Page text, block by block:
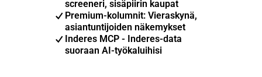
screeneri, sisäpiirin kaupat
Premium-kolumnit: Vieraskynä,
asiantuntijoiden näkemykset
Inderes MCP - Inderes-data
suoraan AI-työkaluihisi